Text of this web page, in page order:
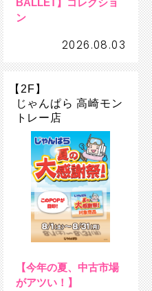
BALLET】コレクショ
ン
2026.08.03
【2F】
じゃんぱら 高崎モン
トレー店
【今年の夏、中古市場
がアツい！】